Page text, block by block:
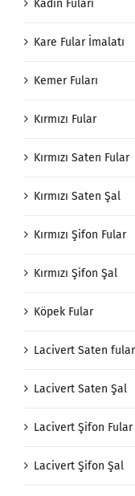
Kadın Fuları
Kare Fular İmalatı
Kemer Fuları
Kırmızı Fular
Kırmızı Saten Fular
Kırmızı Saten Şal
Kırmızı Şifon Fular
Kırmızı Şifon Şal
Köpek Fular
Lacivert Saten fular
Lacivert Saten Şal
Lacivert Şifon Fular
Lacivert Şifon Şal